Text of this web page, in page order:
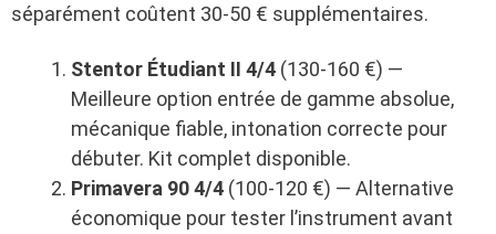
séparément coûtent 30-50 € supplémentaires.
Stentor Étudiant II 4/4 (130-160 €) —
Meilleure option entrée de gamme absolue,
mécanique fiable, intonation correcte pour
débuter. Kit complet disponible.
Primavera 90 4/4 (100-120 €) — Alternative
économique pour tester l’instrument avant